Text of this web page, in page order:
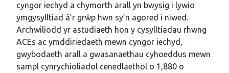
cyngor iechyd a chymorth arall yn bwysig i lywio
ymgysylltiad â’r grŵp hwn sy’n agored i niwed.
Archwiliodd yr astudiaeth hon y cysylltiadau rhwng
ACEs ac ymddiriedaeth mewn cyngor iechyd,
gwybodaeth arall a gwasanaethau cyhoeddus mewn
sampl cynrychioliadol cenedlaethol o 1,880 o